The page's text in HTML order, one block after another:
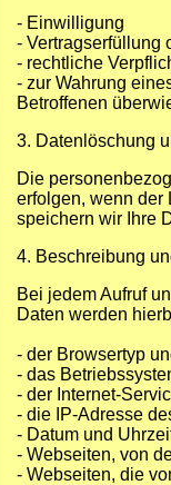
- Einwilligung
- Vertragserfüllung
- rechtliche
- zur Wahrung
Betroffenen
3. Datenlöschung
Die
erfolgen, wenn der
speichern wir Ihre
4. Beschreibung
Bei jedem Aufruf
Daten werden
- der Browsertyp
- das
- der Internet-
- die IP-Adresse
- Datum und
- Webseiten, von
- Webseiten, die